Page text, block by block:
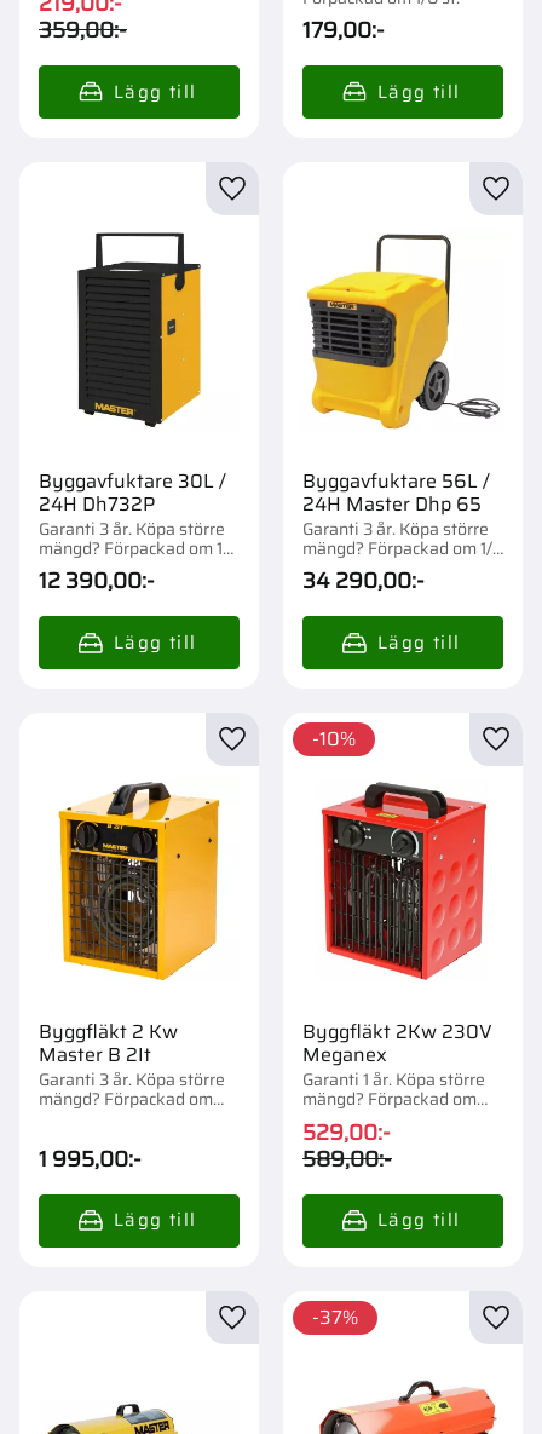
359,00:- 179,00:-
Byggavfuktare 30L /
24H Dh732P
Garanti 3 år. Köpa större
mängd? Förpackad om 1
st.
12 390,00:-
Lägg till i favoriter
Byggavfuktare 56L /
24H Master Dhp 65
Garanti 3 år. Köpa större
mängd? Förpackad om 1/4
st.
34 290,00:-
Byggfläkt 2 Kw
Master B 2It
Garanti 3 år. Köpa större
mängd? Förpackad om
1 995,00:-
Lägg till i favoriter
Byggfläkt 2Kw 230V
Meganex
Garanti 1 år. Köpa större
mängd? Förpackad om
1/120 st.
529,00:-
589,00:-
10%
Lägg till i favoriter
37%